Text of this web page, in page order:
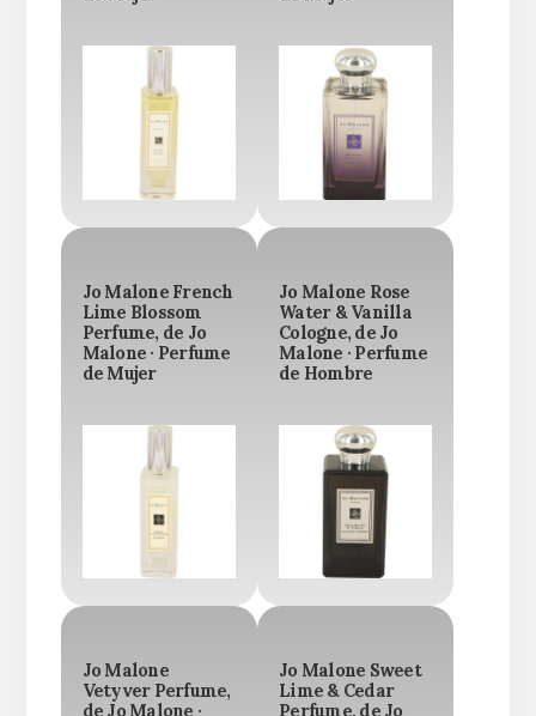
Jo Malone French
Lime Blossom
Perfume, de Jo
Malone · Perfume
de Mujer
Jo Malone Rose
Water & Vanilla
Cologne, de Jo
Malone · Perfume
de Hombre
Jo Malone
Vetyver Perfume,
de Jo Malone ·
Jo Malone Sweet
Lime & Cedar
Perfume, de Jo